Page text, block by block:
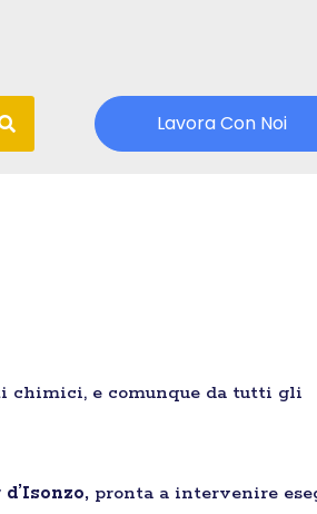
Lavora Con Noi
chimici, e comunque da tutti gli
pronta a intervenire